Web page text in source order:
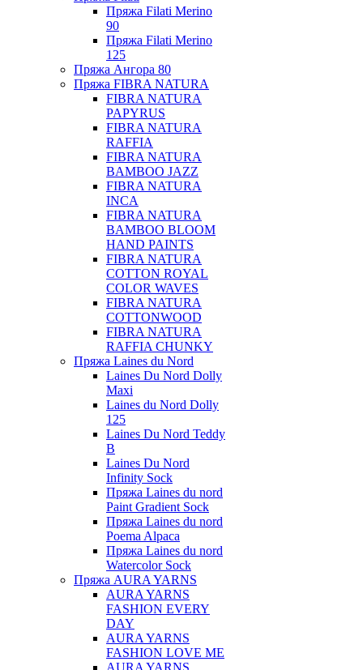
Пряжа Filati Merino
90
Пряжа Filati Merino
125
Пряжа Ангора 80
Пряжа FIBRA NATURA
FIBRA NATURA
PAPYRUS
FIBRA NATURA
RAFFIA
FIBRA NATURA
BAMBOO JAZZ
FIBRA NATURA
INCA
FIBRA NATURA
BAMBOO BLOOM
HAND PAINTS
FIBRA NATURA
COTTON ROYAL
COLOR WAVES
FIBRA NATURA
COTTONWOOD
FIBRA NATURA
RAFFIA CHUNKY
Пряжа Laines du Nord
Laines Du Nord Dolly
Maxi
Laines du Nord Dolly
125
Laines Du Nord Teddy
B
Laines Du Nord
Infinity Sock
Пряжа Laines du nord
Paint Gradient Sock
Пряжа Laines du nord
Poema Alpaca
Пряжа Laines du nord
Watercolor Sock
Пряжа AURA YARNS
AURA YARNS
FASHION EVERY
DAY
AURA YARNS
FASHION LOVE ME
AURA YARNS